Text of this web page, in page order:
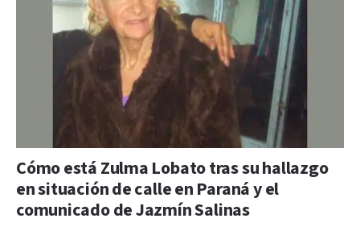
Cómo está Zulma Lobato tras su hallazgo
en situación de calle en Paraná y el
comunicado de Jazmín Salinas